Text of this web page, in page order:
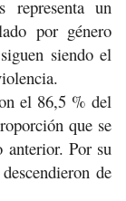
representa un
por género
siendo el
el 86,5 % del
que se
anterior. Por su
de